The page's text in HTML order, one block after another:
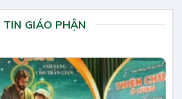
TIN GIÁO PHẬN